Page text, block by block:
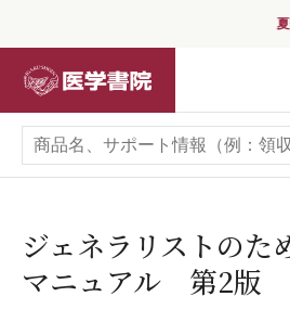
ジェネラリストのた
マニュアル 第2版